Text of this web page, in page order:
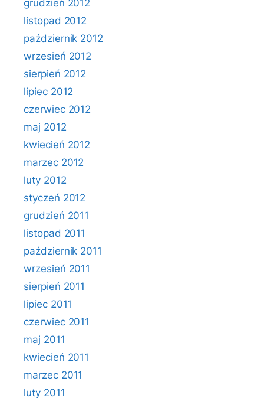
grudzień 2012
listopad 2012
październik 2012
wrzesień 2012
sierpień 2012
lipiec 2012
czerwiec 2012
maj 2012
kwiecień 2012
marzec 2012
luty 2012
styczeń 2012
grudzień 2011
listopad 2011
październik 2011
wrzesień 2011
sierpień 2011
lipiec 2011
czerwiec 2011
maj 2011
kwiecień 2011
marzec 2011
luty 2011